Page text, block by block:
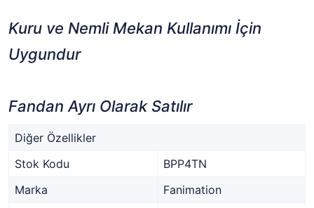
Kuru ve Nemli Mekan Kullanımı İçin
Uygundur
Fandan Ayrı Olarak Satılır
Diğer Özellikler
Stok Kodu
BPP4TN
Marka
Fanimation